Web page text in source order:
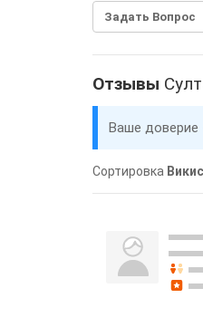
Задать Вопрос
Отзывы
Ваше доверие
Сортировка